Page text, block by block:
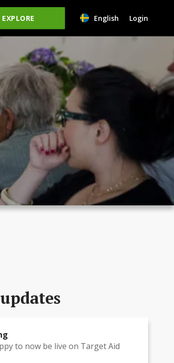
EXPLORE English Login
to now be live on Target Aid